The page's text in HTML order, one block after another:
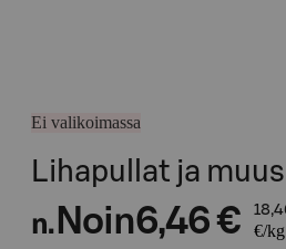
Ei valikoimassa
Lihapullat ja
n. Noin6,46 €
€/kg